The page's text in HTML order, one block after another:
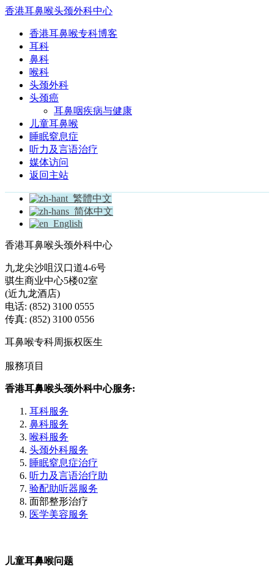
香港耳鼻喉头颈外科中心
香港耳鼻喉专科博客
耳科
鼻科
喉科
头颈外科
头颈癌
耳鼻咽疾病与健康
儿童耳鼻喉
睡眠窒息症
听力及言语治疗
媒体访问
返回主站
繁體中文
简体中文
English
香港耳鼻喉头颈外科中心
九龙尖沙咀汉口道4-6号
骐生商业中心5楼02室
(近九龙酒店)
电话: (852) 3100 0555
传真: (852) 3100 0556
耳鼻喉专科周振权医生
服務項目
香港耳鼻喉头颈外科中心服务:
耳科服务
鼻科服务
喉科服务
头颈外科服务
睡眠窒息症治疗
听力及言语治疗助
验配助听器服务
面部整形治疗
医学美容服务
儿童耳鼻喉问题